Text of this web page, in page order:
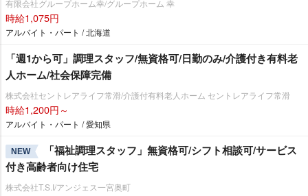
有限会社グループホーム幸/グループホーム 幸
時給1,075円
アルバイト・パート / 北海道
「週1から可」調理スタッフ/無資格可/日勤のみ/介護付き有料老
人ホーム/社会保障完備
株式会社セントレアライフ常滑/介護付有料老人ホーム セントレアライフ常滑
時給1,200円～
アルバイト・パート / 愛知県
NEW
「福祉調理スタッフ」無資格可/シフト相談可/サービス
付き高齢者向け住宅
株式会社T.S.I/アンジェス一宮奥町